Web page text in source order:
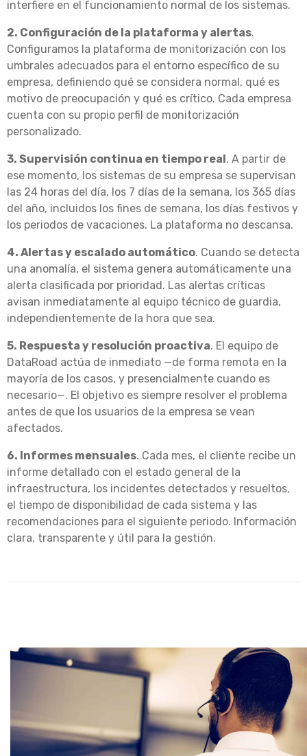
interfiere en el funcionamiento normal de los sistemas.
2. Configuración de la plataforma y alertas.
Configuramos la plataforma de monitorización con los
umbrales adecuados para el entorno específico de su
empresa, definiendo qué se considera normal, qué es
motivo de preocupación y qué es crítico. Cada empresa
cuenta con su propio perfil de monitorización
personalizado.
3. Supervisión continua en tiempo real. A partir de
ese momento, los sistemas de su empresa se supervisan
las 24 horas del día, los 7 días de la semana, los 365 días
del año, incluidos los fines de semana, los días festivos y
los periodos de vacaciones. La plataforma no descansa.
4. Alertas y escalado automático. Cuando se detecta
una anomalía, el sistema genera automáticamente una
alerta clasificada por prioridad. Las alertas críticas
avisan inmediatamente al equipo técnico de guardia,
independientemente de la hora que sea.
5. Respuesta y resolución proactiva. El equipo de
DataRoad actúa de inmediato —de forma remota en la
mayoría de los casos, y presencialmente cuando es
necesario—. El objetivo es siempre resolver el problema
antes de que los usuarios de la empresa se vean
afectados.
6. Informes mensuales. Cada mes, el cliente recibe un
informe detallado con el estado general de la
infraestructura, los incidentes detectados y resueltos,
el tiempo de disponibilidad de cada sistema y las
recomendaciones para el siguiente periodo. Información
clara, transparente y útil para la gestión.